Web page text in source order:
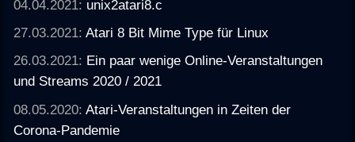
04.04.2021: unix2atari8.c
27.03.2021:Atari 8 Bit Mime Type für Linux
26.03.2021: Ein paar wenige Online-Veranstaltungen
und Streams 2020 / 2021
08.05.2020:Atari-Veranstaltungen in Zeiten der
Corona-Pandemie